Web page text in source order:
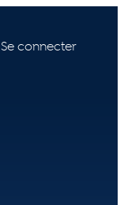
Se connecter